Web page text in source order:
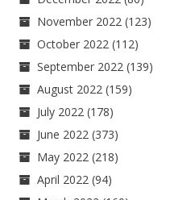
November 2022 (123)
October 2022 (112)
September 2022 (139)
August 2022 (159)
July 2022 (178)
June 2022 (373)
May 2022 (218)
April 2022 (94)